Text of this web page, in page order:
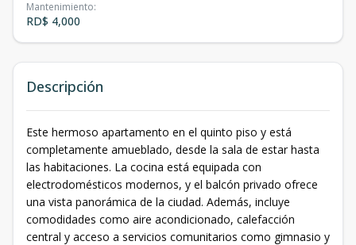
Mantenimiento:
RD$ 4,000
Descripción
Este hermoso apartamento en el quinto piso y está
completamente amueblado, desde la sala de estar hasta
las habitaciones. La cocina está equipada con
electrodomésticos modernos, y el balcón privado ofrece
una vista panorámica de la ciudad. Además, incluye
comodidades como aire acondicionado, calefacción
central y acceso a servicios comunitarios como gimnasio y